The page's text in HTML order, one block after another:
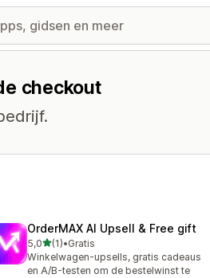
checkout
OrderMAX AI Upsell & Free gift
5,0van 5 sterren
(1)
1 recensies in totaal
•Gratis
Winkelwagen-upsells, gratis cadeaus
en A/B-testen om de bestelwinst te